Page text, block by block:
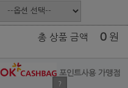
총 상품 금액 0 원
포인트사용 가맹점
?